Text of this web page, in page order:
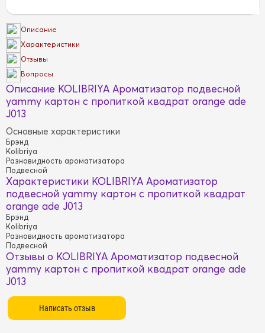
Описание
Характеристики
Отзывы
Вопросы
Описание KOLIBRIYA Ароматизатор подвесной
yammy картон с пропиткой квадрат orange ade
J013
Основные характеристики
Брэнд
Kolibriya
Разновидность ароматизатора
Подвесной
Характеристики KOLIBRIYA Ароматизатор
подвесной yammy картон с пропиткой квадрат
orange ade J013
Брэнд
Kolibriya
Разновидность ароматизатора
Подвесной
Отзывы о KOLIBRIYA Ароматизатор подвесной
yammy картон с пропиткой квадрат orange ade
J013